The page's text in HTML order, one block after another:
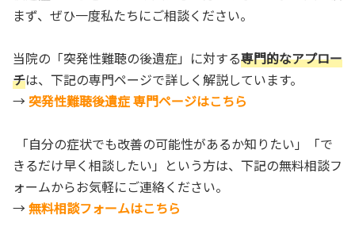
まず、ぜひ一度私たちにご相談ください。
当院の「突発性難聴の後遺症」に対する専門的なアプロー
チは、下記の専門ページで詳しく解説しています。
→突発性難聴後遺症 専門ページはこちら
「自分の症状でも改善の可能性があるか知りたい」「で
きるだけ早く相談したい」という方は、下記の無料相談フ
ォームからお気軽にご連絡ください。
→無料相談フォームはこちら